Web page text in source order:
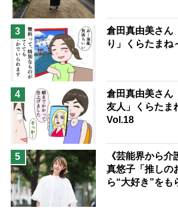
3
倉田真由美さん
り」くらたまね
4
倉田真由美さん
友人」くらたま
Vol.18
5
《芸能界から
真悠子「推しの
ら“大好き”をも